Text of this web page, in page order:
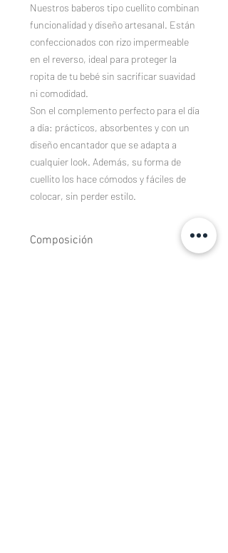
Nuestros baberos tipo cuellito combinan
funcionalidad y diseño artesanal. Están
confeccionados con rizo impermeable
en el reverso, ideal para proteger la
ropita de tu bebé sin sacrificar suavidad
ni comodidad.
Son el complemento perfecto para el día
a día: prácticos, absorbentes y con un
diseño encantador que se adapta a
cualquier look. Además, su forma de
cuellito los hace cómodos y fáciles de
colocar, sin perder estilo.
Composición